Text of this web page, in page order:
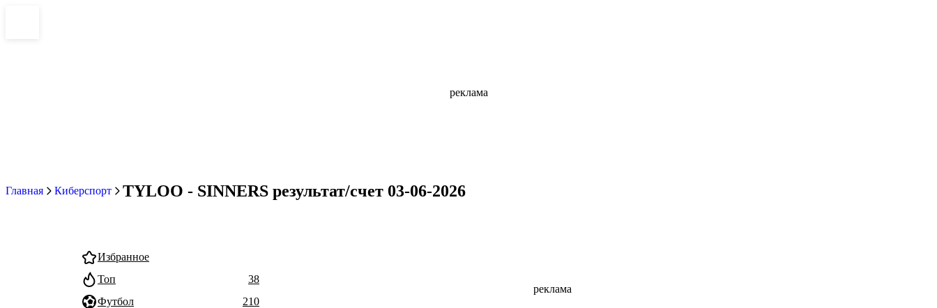
реклама
Главная Киберспорт TYLOO - SINNERS результат/счет 03-06-2026
Избранное
Топ
38
Футбол
210
реклама